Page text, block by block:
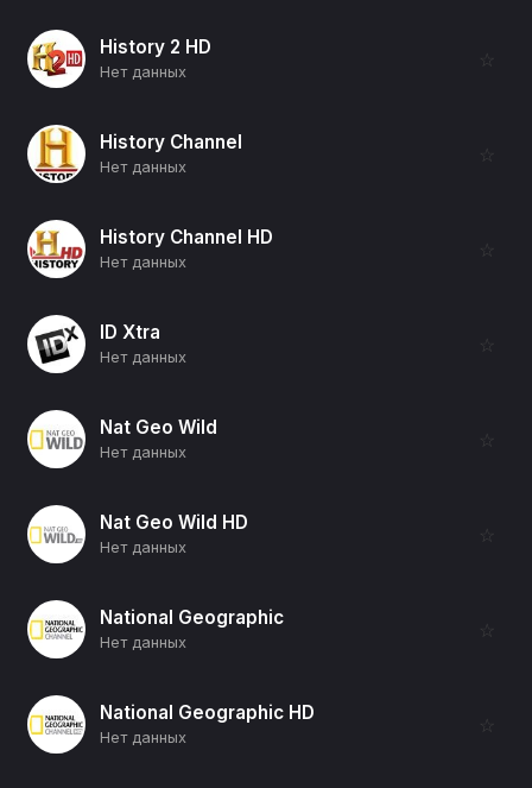
History 2 HD
Нет данных
☆
History Channel
Нет данных
☆
History Channel HD
Нет данных
☆
ID Xtra
Нет данных
☆
Nat Geo Wild
Нет данных
☆
Nat Geo Wild HD
Нет данных
☆
National Geographic
Нет данных
☆
National Geographic HD
Нет данных
☆